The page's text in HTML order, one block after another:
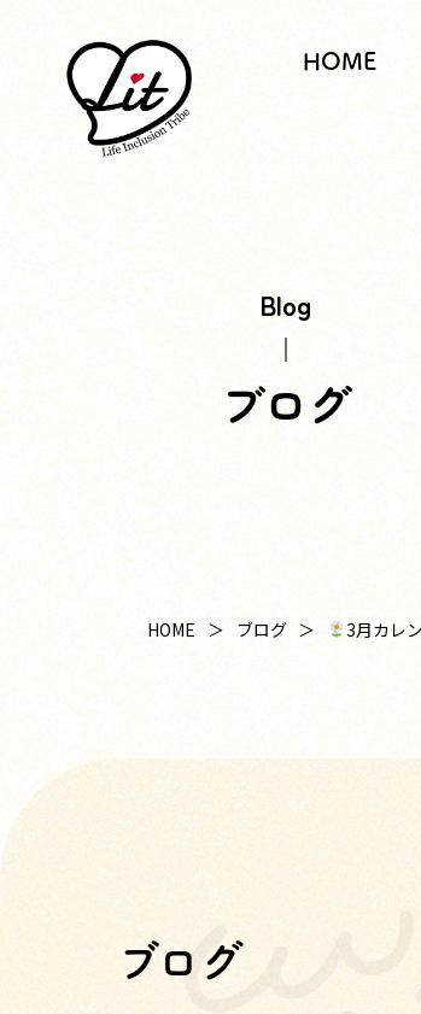
HOME
Blog
ブログ
HOME ブログ 3月カレ
ブログ